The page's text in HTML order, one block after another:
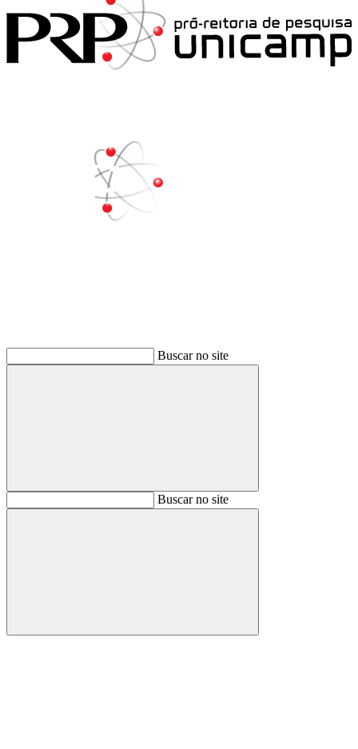
Buscar no site
BuscarBuscar no site
Buscar